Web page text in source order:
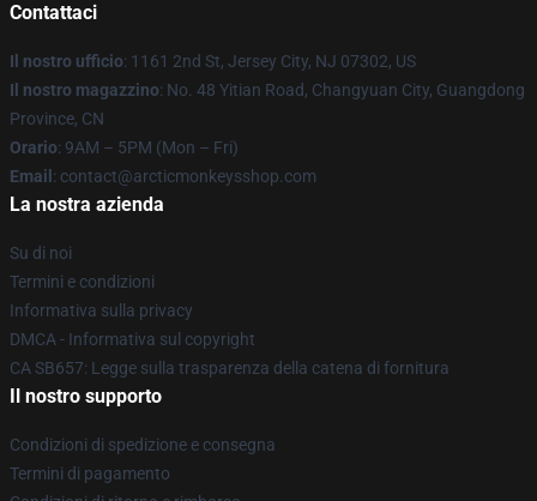
Contattaci
Il nostro ufficio: 1161 2nd St, Jersey City, NJ 07302, US
Il nostro magazzino: No. 48 Yitian Road, Changyuan City, Guangdong
Province, CN
Orario: 9AM – 5PM (Mon – Fri)
Email : contact@arcticmonkeysshop.com
La nostra azienda
Su di noi
Termini e condizioni
Informativa sulla privacy
DMCA - Informativa sul copyright
CA SB657: Legge sulla trasparenza della catena di fornitura
Il nostro supporto
Condizioni di spedizione e consegna
Termini di pagamento